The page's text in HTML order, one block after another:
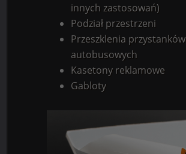
innych zastosowań)
Podział przestrzeni
Przeszklenia przystanków
autobusowych
Kasetony reklamowe
Gabloty